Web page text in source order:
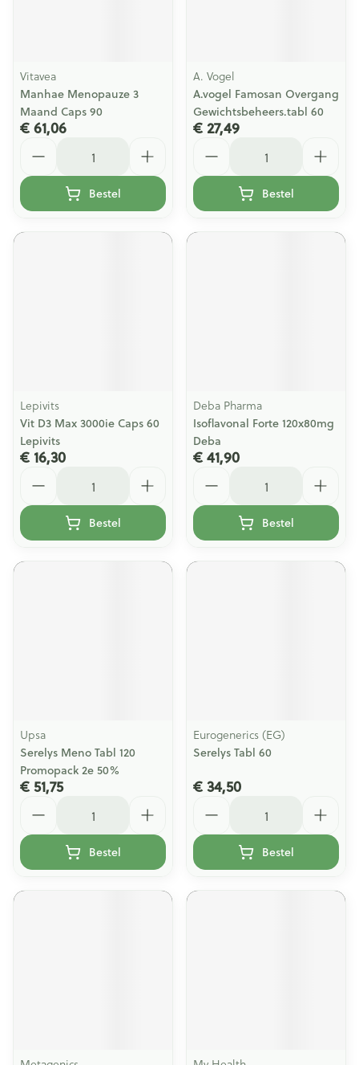
Vitavea
Manhae Menopauze 3
Maand Caps 90
€ 61,06
Bestel
A. Vogel
A.vogel Famosan Overgang
Gewichtsbeheers.tabl 60
€ 27,49
Bestel
Lepivits
Vit D3 Max 3000ie Caps 60
Lepivits
€ 16,30
Bestel
Deba Pharma
Isoflavonal Forte 120x80mg
Deba
€ 41,90
Bestel
Upsa
Serelys Meno Tabl 120
Promopack 2e 50%
€ 51,75
Bestel
Eurogenerics (EG)
Serelys Tabl 60
€ 34,50
Bestel